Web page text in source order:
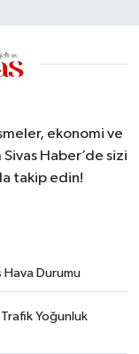
ekonomi ve
Haber’de sizi
takip edin!
Hava Durumu
Yoğunluk